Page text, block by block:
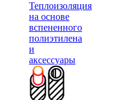
Теплоизоляция
на основе
вспененного
полиэтилена
и
аксессуары